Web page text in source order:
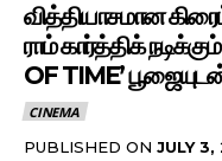
வித்தியாசமான
ராம் கார்த்திக்
OF TIME’
CINEMA
PUBLISHED ON JULY 3,